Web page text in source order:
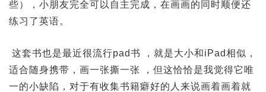
些），小朋友完全可以自主完成，在画画的同时顺便还
练习了英语。
这套书也是最近很流行pad书 ，就是大小和iPad相似，
适合随身携带，画一张撕一张 ，但这恰恰是我觉得它唯
一的小缺陷，对于有收集书籍癖好的人来说画着画着就